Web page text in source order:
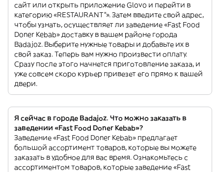
сайт или открыть приложение Glovo и перейти в
категорию «RESTAURANT”». Затем введите свой адрес,
чтобы узнать, осуществляет ли заведение «Fast Food
Doner Kebab» доставку в вашем районе города
Badajoz. Выберите нужные товары и добавьте их в
свой заказ. Теперь вам нужно произвести оплату.
Сразу после этого начнется приготовление заказа, и
уже совсем скоро курьер привезет его прямо к вашей
двери.
Я сейчас в городе Badajoz. Что можно заказать в
заведении «Fast Food Doner Kebab»?
Заведение «Fast Food Doner Kebab» предлагает
большой ассортимент товаров, которые вы можете
заказать в удобное для вас время. Ознакомьтесь с
ассортиментом товаров, которые заведение «Fast